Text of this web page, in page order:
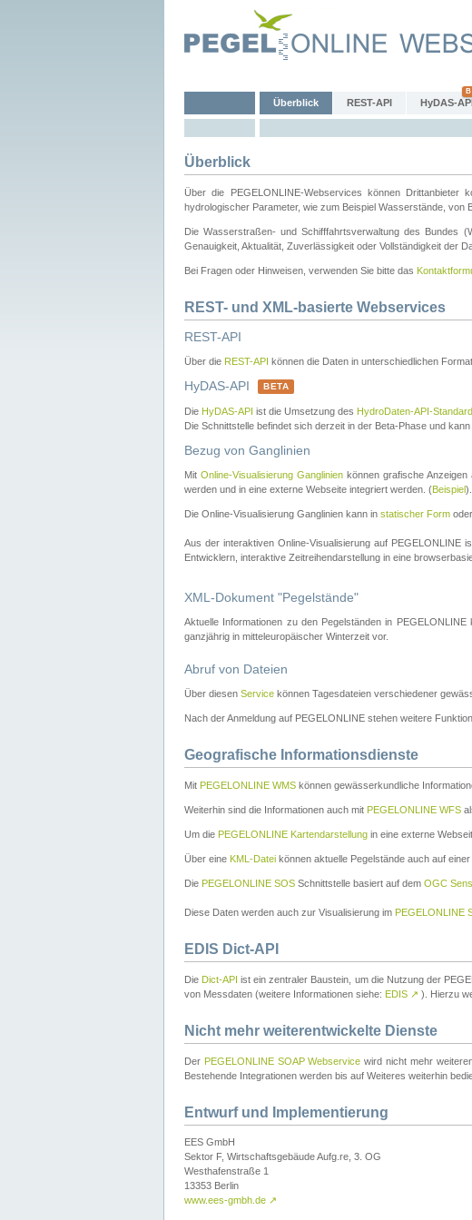
Überblick REST-API HyDAS-
Überblick
Über die PEGELONLINE-Webservices können Drittanbieter
hydrologischer Parameter, wie zum Beispiel Wasserstände, von
Die Wasserstraßen- und Schifffahrtsverwaltung des Bundes
Genauigkeit, Aktualität, Zuverlässigkeit oder Vollständigkeit der
Bei Fragen oder Hinweisen, verwenden Sie bitte das
REST- und XML-basierte Webservices
REST-API
Über die REST-API können die Daten in unterschiedlichen
HyDAS-API BETA
Die HyDAS-API ist die Umsetzung des HydroDaten-API-
Die Schnittstelle befindet sich derzeit in der Beta-Phase und
Bezug von Ganglinien
MitOnline-Visualisierung Ganglinien können grafische
werden und in eine externe Webseite integriert werden. (Beispiel).
Die Online-Visualisierung Ganglinien kann in statischer Form
Aus der interaktiven Online-Visualisierung auf PEGELONLINE
Entwicklern, interaktive Zeitreihendarstellung in eine
XML-Dokument "Pegelstände"
Aktuelle Informationen zu den Pegelständen in
ganzjährig in mitteleuropäischer Winterzeit vor.
Abruf von Dateien
Über diesen Service können Tagesdateien verschiedener
Nach der Anmeldung auf PEGELONLINE stehen weitere
Geografische Informationsdienste
Mit PEGELONLINE WMS können gewässerkundliche
Weiterhin sind die Informationen auch mit PEGELONLINE WFS
Um die PEGELONLINE Kartendarstellung in eine externe
Über eine KML-Datei können aktuelle Pegelstände auch auf einer
Die PEGELONLINE SOS Schnittstelle basiert auf dem OGC
Diese Daten werden auch zur Visualisierung im PEGELONLINE
EDIS Dict-API
Die Dict-API ist ein zentraler Baustein, um die Nutzung der
von Messdaten (weitere Informationen siehe: EDIS ↗ ). Hierzu
Nicht mehr weiterentwickelte Dienste
Der PEGELONLINE SOAP Webservice wird nicht mehr
Bestehende Integrationen werden bis auf Weiteres weiterhin
Entwurf und Implementierung
EES GmbH
Sektor F, Wirtschaftsgebäude Aufg.re, 3. OG
Westhafenstraße 1
13353 Berlin
www.ees-gmbh.de ↗